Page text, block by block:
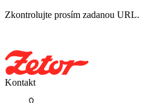
Zkontrolujte prosím zadanou URL.
Kontakt